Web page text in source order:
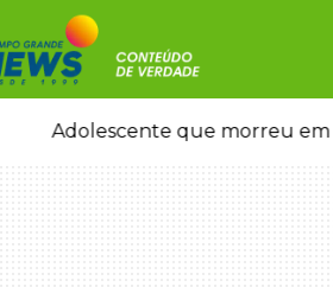
Adolescente que morreu em